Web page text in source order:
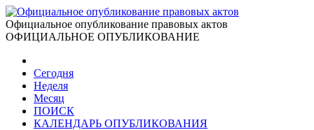
Официальное опубликование правовых актов
ОФИЦИАЛЬНОЕ ОПУБЛИКОВАНИЕ
Сегодня
Неделя
Месяц
ПОИСК
КАЛЕНДАРЬ ОПУБЛИКОВАНИЯ